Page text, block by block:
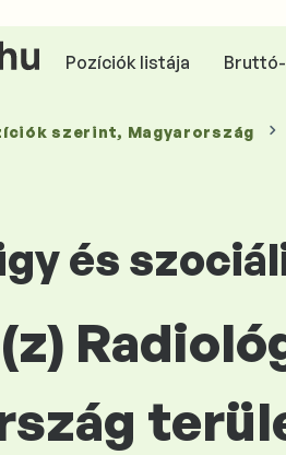
Pozíciók listája
szerint, Magyarország
és